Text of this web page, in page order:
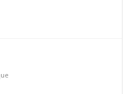
Animal completa dois anos